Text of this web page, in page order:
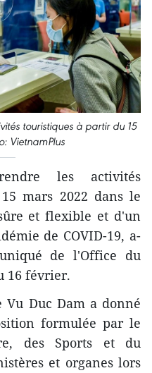
touristiques à partir du 15
VietnamPlus
les activités
mars 2022 dans le
et flexible et d'un
de COVID-19, a-
de l'Office du
16 février.
Duc Dam a donné
formulée par le
des Sports et du
et organes lors